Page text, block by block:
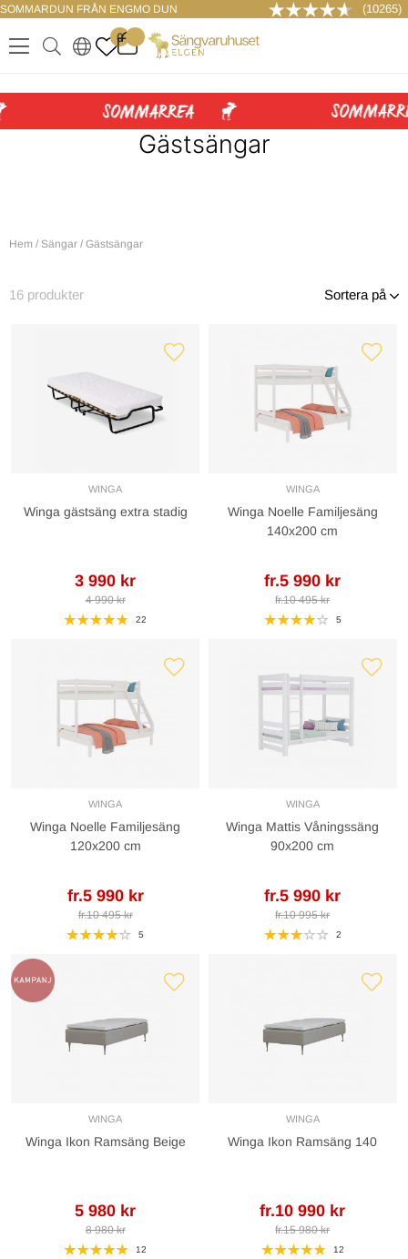
SOMMARDUN FRÅN ENGMO DUN (10265)
.
0
. ..
LOGGA IN
Gästsängar
Hem / Sängar / Gästsängar
16 produkter Sortera på
WINGA
Winga gästsäng extra stadig
3 990 kr
4 990 kr
22
WINGA
Winga Noelle Familjesäng
140x200 cm
fr.5 990 kr
fr.10 495 kr
5
WINGA
Winga Noelle Familjesäng
120x200 cm
fr.5 990 kr
fr.10 495 kr
5
WINGA
Winga Mattis Våningssäng
90x200 cm
fr.5 990 kr
fr.10 995 kr
2
WINGA
Winga Ikon Ramsäng Beige
5 980 kr
8 980 kr
12
WINGA
Winga Ikon Ramsäng 140
fr.10 990 kr
fr.15 980 kr
12